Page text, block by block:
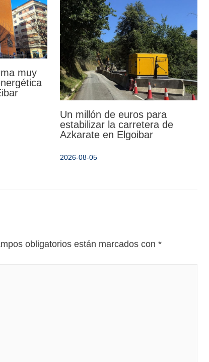
muy
Un millón de euros para
estabilizar la carretera de
Azkarate en Elgoibar
2026-08-05
obligatorios están marcados con *